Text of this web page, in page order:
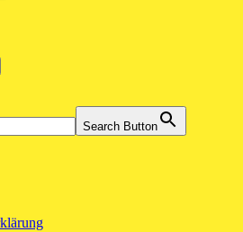
Search Button